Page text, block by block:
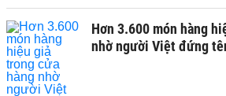
Hơn 3.600 món hàng
nhờ người Việt đứng